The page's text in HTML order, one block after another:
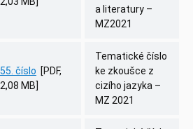
a literatury –
MZ2021
55. číslo [PDF,
2,08 MB]
Tematické číslo
ke zkoušce z
cizího jazyka –
MZ 2021